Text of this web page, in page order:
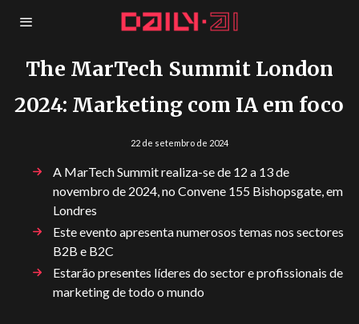
The MarTech Summit London
2024: Marketing com IA em foco
22 de setembro de 2024
A MarTech Summit realiza-se de 12 a 13 de
novembro de 2024, no Convene 155 Bishopsgate, em
Londres
Este evento apresenta numerosos temas nos sectores
B2B e B2C
Estarão presentes líderes do sector e profissionais de
marketing de todo o mundo